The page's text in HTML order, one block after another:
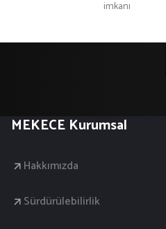
imkanı
MEKECE Kurumsal
Hakkımızda
Sürdürülebilirlik